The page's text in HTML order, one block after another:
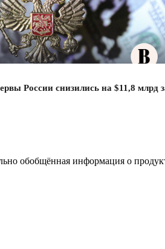
России снизились на $11,8 млрд
обобщённая информация о